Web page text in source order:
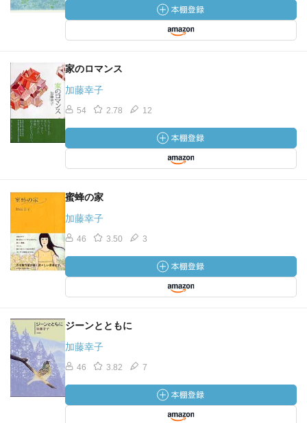
家のロマンス
加藤幸子
54 2.78 12
蜜蜂の家
加藤幸子
46 3.50 3
ジーンとともに
加藤幸子
46 3.82 7